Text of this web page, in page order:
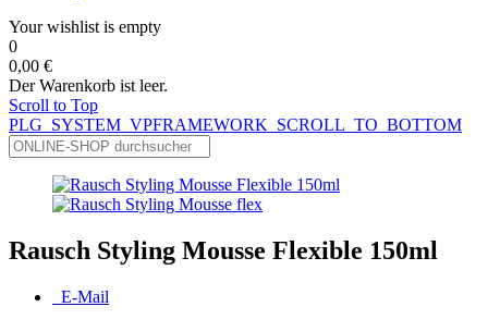
Your wishlist is empty
0
0,00 €
Der Warenkorb ist leer.
Scroll to Top
PLG_SYSTEM_VPFRAMEWORK_SCROLL_TO_BOTTOM
Rausch Styling Mousse Flexible 150ml
E-Mail